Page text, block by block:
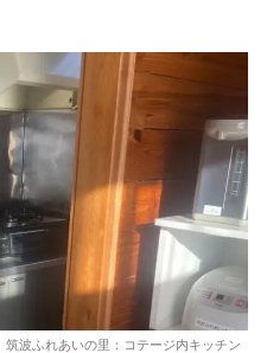
筑波ふれあいの里：コテージ内キッチン